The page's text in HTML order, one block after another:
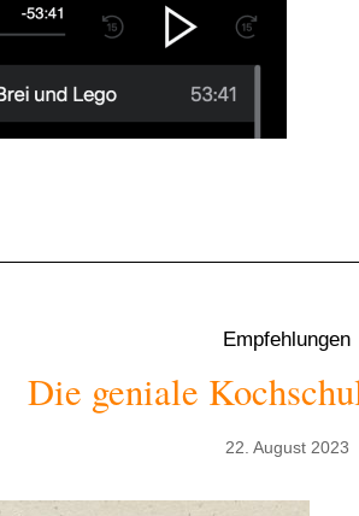
Empfehlungen
Die geniale
22. August 2023